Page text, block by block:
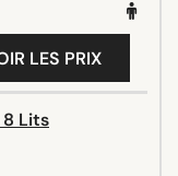
LES PRIX
Lits